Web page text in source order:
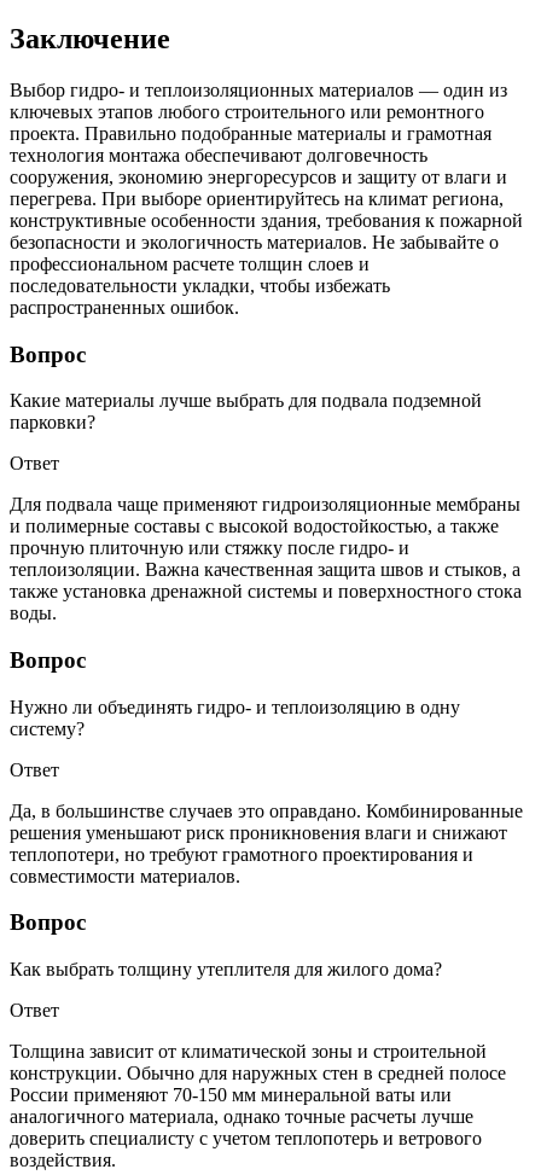
Заключение
Выбор гидро- и теплоизоляционных материалов — один из
ключевых этапов любого строительного или ремонтного
проекта. Правильно подобранные материалы и грамотная
технология монтажа обеспечивают долговечность
сооружения, экономию энергоресурсов и защиту от влаги и
перегрева. При выборе ориентируйтесь на климат региона,
конструктивные особенности здания, требования к пожарной
безопасности и экологичность материалов. Не забывайте о
профессиональном расчете толщин слоев и
последовательности укладки, чтобы избежать
распространенных ошибок.
Вопрос
Какие материалы лучше выбрать для подвала подземной
парковки?
Ответ
Для подвала чаще применяют гидроизоляционные мембраны
и полимерные составы с высокой водостойкостью, а также
прочную плиточную или стяжку после гидро- и
теплоизоляции. Важна качественная защита швов и стыков, а
также установка дренажной системы и поверхностного стока
воды.
Вопрос
Нужно ли объединять гидро- и теплоизоляцию в одну
систему?
Ответ
Да, в большинстве случаев это оправдано. Комбинированные
решения уменьшают риск проникновения влаги и снижают
теплопотери, но требуют грамотного проектирования и
совместимости материалов.
Вопрос
Как выбрать толщину утеплителя для жилого дома?
Ответ
Толщина зависит от климатической зоны и строительной
конструкции. Обычно для наружных стен в средней полосе
России применяют 70-150 мм минеральной ваты или
аналогичного материала, однако точные расчеты лучше
доверить специалисту с учетом теплопотерь и ветрового
воздействия.